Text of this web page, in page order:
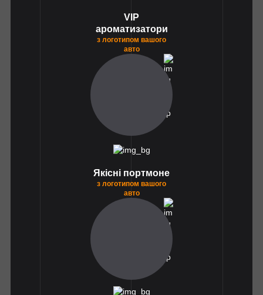
VIP
ароматизатори
з логотипом вашого
авто
Якісні портмоне
з логотипом вашого
авто